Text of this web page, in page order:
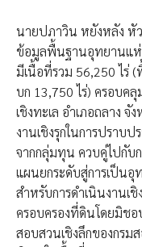
นายปภาวิน หยังหลัง หั
ข้อมูลพื้นฐานอุทยานแห่
มีเนื้อที่รวม 56,250 ไร่
บก 13,750 ไร่) ครอบค
เชิงทะเล อำเภอถลาง
งานเชิงรุกในการปราบ
จากกลุ่มทุน ควบคู่ไปกับ
แผนยกระดับสู่การเป็น
สำหรับการดำเนินงานเ
ครอบครองที่ดินโดยมิช
สอบสวนเชิงลึกของกรม